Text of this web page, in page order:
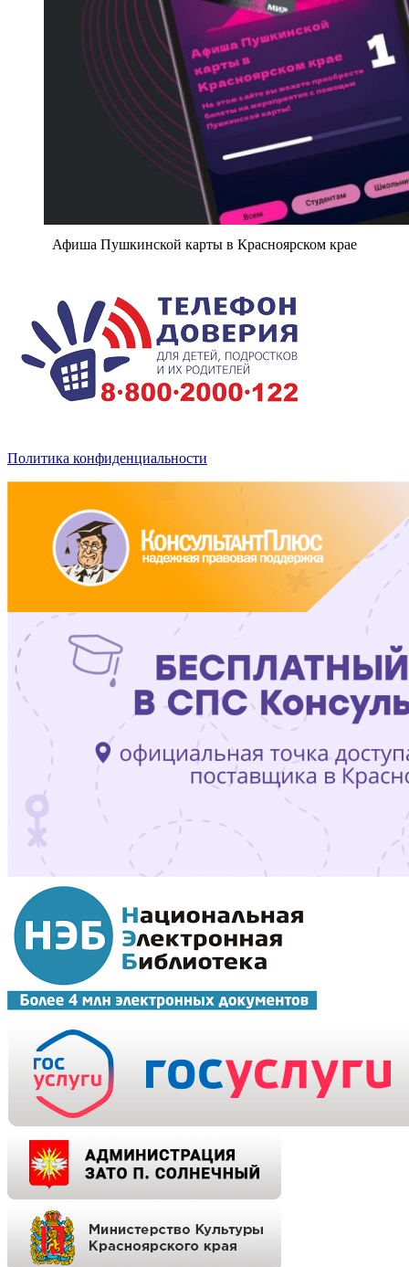
Афиша Пушкинской карты в Красноярском крае
Политика конфиденциальности